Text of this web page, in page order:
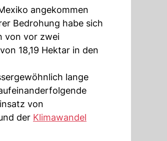
angekommen
Bedrohung habe sich
von vor zwei
18,19 Hektar in den
lange
von
der Klimawandel